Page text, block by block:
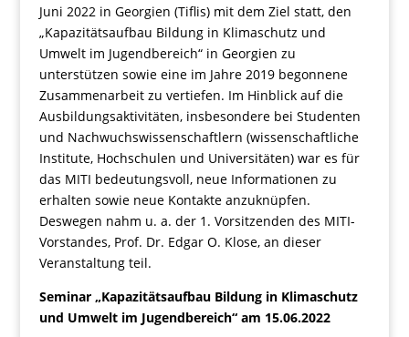
Juni 2022 in Georgien (Tiflis) mit dem Ziel statt, den
„Kapazitätsaufbau Bildung in Klimaschutz und
Umwelt im Jugendbereich“ in Georgien zu
unterstützen sowie eine im Jahre 2019 begonnene
Zusammenarbeit zu vertiefen. Im Hinblick auf die
Ausbildungsaktivitäten, insbesondere bei Studenten
und Nachwuchswissenschaftlern (wissenschaftliche
Institute, Hochschulen und Universitäten) war es für
das MITI bedeutungsvoll, neue Informationen zu
erhalten sowie neue Kontakte anzuknüpfen.
Deswegen nahm u. a. der 1. Vorsitzenden des MITI-
Vorstandes, Prof. Dr. Edgar O. Klose, an dieser
Veranstaltung teil.
Seminar „Kapazitätsaufbau Bildung in Klimaschutz
und Umwelt im Jugendbereich“ am 15.06.2022